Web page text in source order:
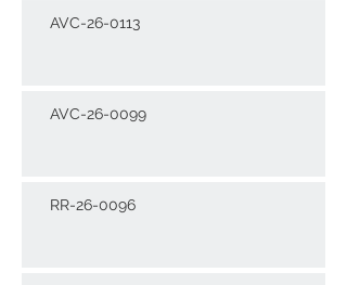
AVC-26-0113
AVC-26-0099
RR-26-0096